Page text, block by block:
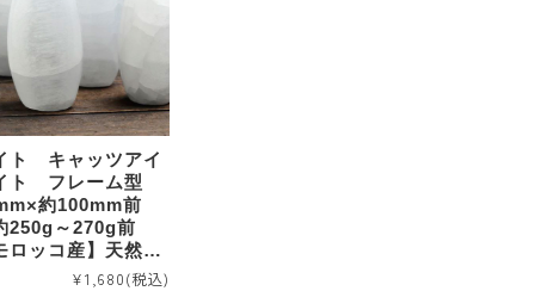
ト キャッツアイ
ト フレーム型
約100mm前
250g～270g前
ロッコ産】天然石
ストーン｜透石膏
¥1,680(税込)